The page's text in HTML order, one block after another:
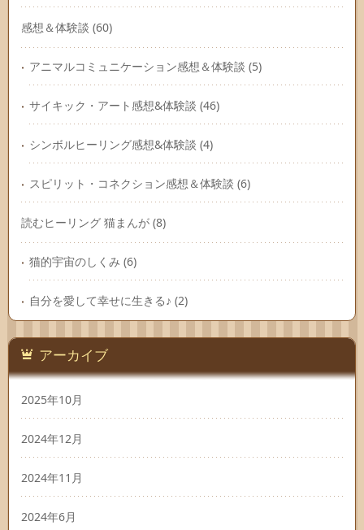
感想＆体験談 (60)
アニマルコミュニケーション感想＆体験談 (5)
サイキック・アート感想&体験談 (46)
シンボルヒーリング感想&体験談 (4)
スピリット・コネクション感想＆体験談 (6)
読むヒーリング 猫まんが (8)
猫的宇宙のしくみ (6)
自分を愛して幸せに生きる♪ (2)
アーカイブ
2025年10月
2024年12月
2024年11月
2024年6月